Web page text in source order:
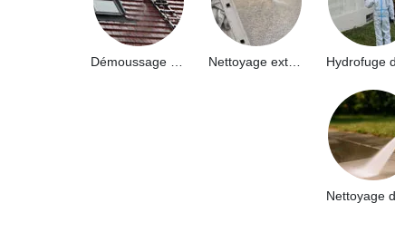
Nettoyage extérieur bâtiment industriel 91